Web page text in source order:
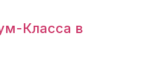
Класса в